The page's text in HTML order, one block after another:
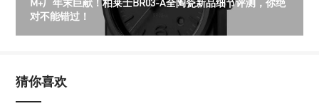
对不能错过！
猜你喜欢